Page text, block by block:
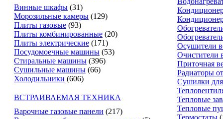
Винные шкафы (31)
Морозильные камеры (129)
Плиты газовые (93)
Плиты комбинированные (20)
Плиты электрические (171)
Посудомоечные машины (53)
Стиральные машины (396)
Сушильные машины (66)
Холодильники (606)
ВСТРАИВАЕМАЯ ТЕХНИКА
Варочные газовые панели (217)
Осушители
Очистители
Приточная
Радиаторы
Сушилки
Тепловые
Тепловые
Термостаты